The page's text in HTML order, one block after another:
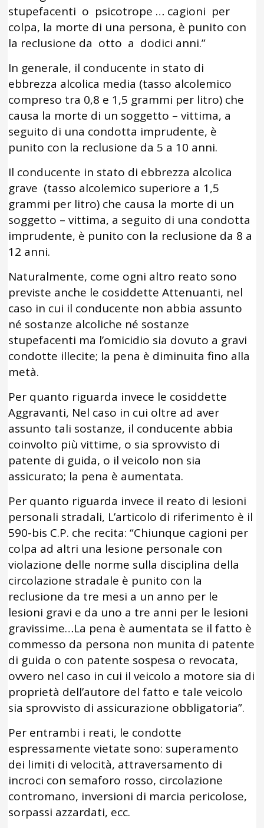
stupefacenti o psicotrope … cagioni per
colpa, la morte di una persona, è punito con
la reclusione da otto a dodici anni.”
In generale, il conducente in stato di
ebbrezza alcolica media (tasso alcolemico
compreso tra 0,8 e 1,5 grammi per litro) che
causa la morte di un soggetto – vittima, a
seguito di una condotta imprudente, è
punito con la reclusione da 5 a 10 anni.
Il conducente in stato di ebbrezza alcolica
grave (tasso alcolemico superiore a 1,5
grammi per litro) che causa la morte di un
soggetto – vittima, a seguito di una condotta
imprudente, è punito con la reclusione da 8 a
12 anni.
Naturalmente, come ogni altro reato sono
previste anche le cosiddette Attenuanti, nel
caso in cui il conducente non abbia assunto
né sostanze alcoliche né sostanze
stupefacenti ma l’omicidio sia dovuto a gravi
condotte illecite; la pena è diminuita fino alla
metà.
Per quanto riguarda invece le cosiddette
Aggravanti, Nel caso in cui oltre ad aver
assunto tali sostanze, il conducente abbia
coinvolto più vittime, o sia sprovvisto di
patente di guida, o il veicolo non sia
assicurato; la pena è aumentata.
Per quanto riguarda invece il reato di lesioni
personali stradali, L’articolo di riferimento è il
590-bis C.P. che recita: “Chiunque cagioni per
colpa ad altri una lesione personale con
violazione delle norme sulla disciplina della
circolazione stradale è punito con la
reclusione da tre mesi a un anno per le
lesioni gravi e da uno a tre anni per le lesioni
gravissime…La pena è aumentata se il fatto è
commesso da persona non munita di patente
di guida o con patente sospesa o revocata,
ovvero nel caso in cui il veicolo a motore sia di
proprietà dell’autore del fatto e tale veicolo
sia sprovvisto di assicurazione obbligatoria”.
Per entrambi i reati, le condotte
espressamente vietate sono: superamento
dei limiti di velocità, attraversamento di
incroci con semaforo rosso, circolazione
contromano, inversioni di marcia pericolose,
sorpassi azzardati, ecc.